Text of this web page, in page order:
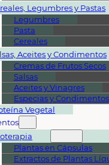
Legumbres y Pastas
Legumbres
Pasta
Cereales
Aceites y Condimentos
Cremas de Frutos Secos
Salsas
Aceites y Vinagres
Especias y Condimentos
Vegetal
Plantas en Cápsulas
Extractos de Plantas